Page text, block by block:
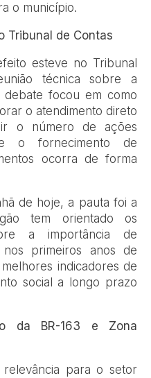
o município.
Tribunal de Contas
esteve no Tribunal
técnica sobre a
debate focou em como
o atendimento direto
o número de ações
o fornecimento de
ocorra de forma
de hoje, a pauta foi a
tem orientado os
a importância de
nos primeiros anos de
indicadores de
social a longo prazo
da BR-163 e Zona
para o setor